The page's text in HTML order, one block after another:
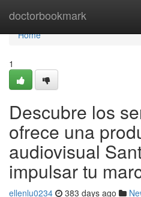
doctorbookmark
Home
Home
1
Descubre los
ofrece una
audiovisual
impulsar tu
ellenlu0234 383 days ago